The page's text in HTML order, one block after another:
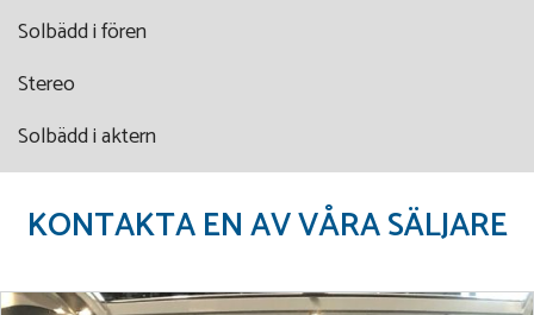
Solbädd i fören
Stereo
Solbädd i aktern
KONTAKTA EN AV VÅRA SÄLJARE